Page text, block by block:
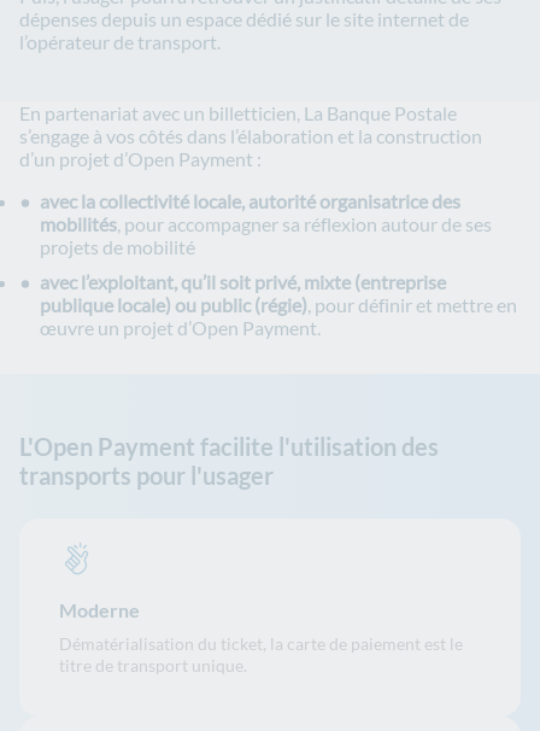
dépenses depuis un espace dédié sur le site internet de
l’opérateur de transport.
En partenariat avec un billetticien, La Banque Postale
s’engage à vos côtés dans l’élaboration et la construction
d’un projet d’Open Payment :
avec la collectivité locale, autorité organisatrice des
mobilités, pour accompagner sa réflexion autour de ses
projets de mobilité
avec l’exploitant, qu’il soit privé, mixte (entreprise
publique locale) ou public (régie), pour définir et mettre en
œuvre un projet d’Open Payment.
L'Open Payment facilite l'utilisation des
transports pour l'usager
Moderne
Dématérialisation du ticket, la carte de paiement est le
titre de transport unique.